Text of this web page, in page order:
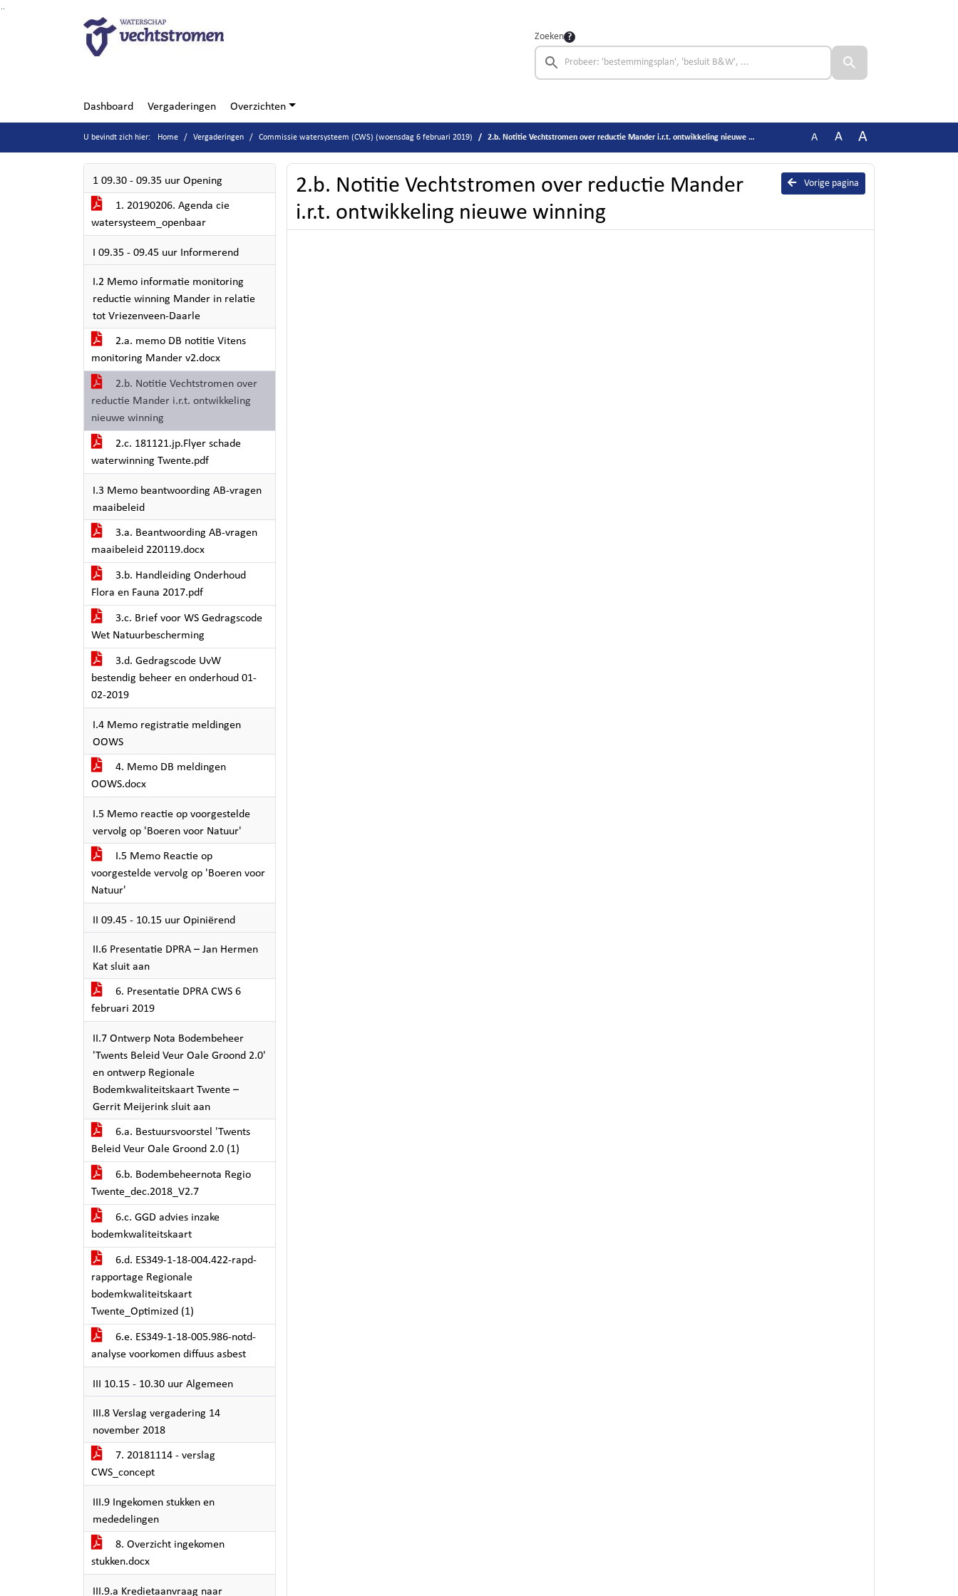
Ga naar de inhoud van deze pagina
Ga naar het zoeken
Zoeken
Dashboard Vergaderingen Overzichten
U bevindt zich hier: Home Vergaderingen Commissie watersysteem (CWS) (woensdag 6 februari 2019) 2.b. Notitie Vechtstromen over reductie Mander i.r.t. ontwikkeling nieuwe winning A A A
1 09.30 - 09.35 uur Opening
1. 20190206. Agenda cie
watersysteem_openbaar
I 09.35 - 09.45 uur Informerend
I.2 Memo informatie monitoring
reductie winning Mander in relatie
tot Vriezenveen-Daarle
2.a. memo DB notitie Vitens
monitoring Mander v2.docx
2.b. Notitie Vechtstromen over
reductie Mander i.r.t. ontwikkeling
nieuwe winning
2.c. 181121.jp.Flyer schade
waterwinning Twente.pdf
I.3 Memo beantwoording AB-vragen
maaibeleid
3.a. Beantwoording AB-vragen
maaibeleid 220119.docx
3.b. Handleiding Onderhoud
Flora en Fauna 2017.pdf
3.c. Brief voor WS Gedragscode
Wet Natuurbescherming
3.d. Gedragscode UvW
bestendig beheer en onderhoud 01-
02-2019
I.4 Memo registratie meldingen
OOWS
4. Memo DB meldingen
OOWS.docx
I.5 Memo reactie op voorgestelde
vervolg op 'Boeren voor Natuur'
I.5 Memo Reactie op
voorgestelde vervolg op 'Boeren voor
Natuur'
II 09.45 - 10.15 uur Opiniërend
II.6 Presentatie DPRA – Jan Hermen
Kat sluit aan
6. Presentatie DPRA CWS 6
februari 2019
II.7 Ontwerp Nota Bodembeheer
'Twents Beleid Veur Oale Groond 2.0'
en ontwerp Regionale
Bodemkwaliteitskaart Twente –
Gerrit Meijerink sluit aan
6.a. Bestuursvoorstel 'Twents
Beleid Veur Oale Groond 2.0 (1)
6.b. Bodembeheernota Regio
Twente_dec.2018_V2.7
6.c. GGD advies inzake
bodemkwaliteitskaart
6.d. ES349-1-18-004.422-rapd-
rapportage Regionale
bodemkwaliteitskaart
Twente_Optimized (1)
6.e. ES349-1-18-005.986-notd-
analyse voorkomen diffuus asbest
III 10.15 - 10.30 uur Algemeen
III.8 Verslag vergadering 14
november 2018
7. 20181114 - verslag
CWS_concept
III.9 Ingekomen stukken en
mededelingen
8. Overzicht ingekomen
stukken.docx
III.9.a Kredietaanvraag naar
Vorige pagina
2.b. Notitie Vechtstromen over reductie Mander
i.r.t. ontwikkeling nieuwe winning